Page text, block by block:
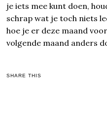
je iets mee kunt doen,
schrap wat je toch niets
hoe je er deze maand
volgende maand anders
SHARE THIS